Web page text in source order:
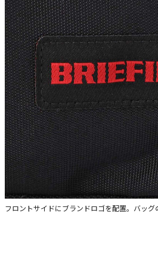
フロントサイドにブランドロゴを配置。バッグ